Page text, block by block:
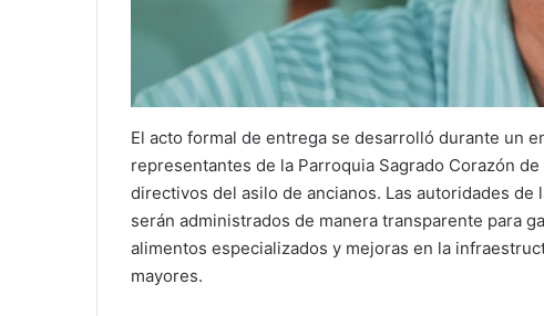
El acto formal de entrega se desarrolló durante un
representantes de la Parroquia Sagrado Corazón
directivos del asilo de ancianos. Las autoridades
serán administrados de manera transparente para
alimentos especializados y mejoras en la
mayores.